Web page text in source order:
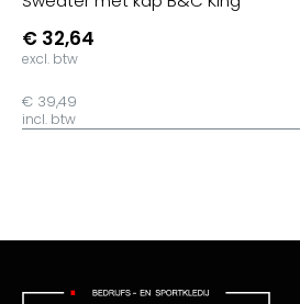
€ 32,64
excl. btw
€ 39,49
incl. btw